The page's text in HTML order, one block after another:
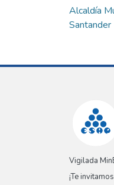
Alcaldía
Santander
Vigilada
¡Te